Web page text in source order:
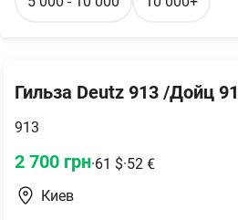
Гильза Deutz 913 /Дойц
913
2 700 грн·61 $·52 €
Киев